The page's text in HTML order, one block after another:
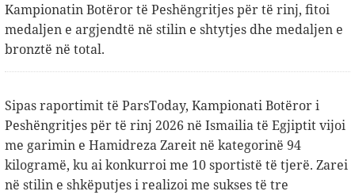
Kampionatin Botëror të Peshëngritjes për të rinj, fitoi
medaljen e argjendtë në stilin e shtytjes dhe medaljen e
bronztë në total.
Sipas raportimit të ParsToday, Kampionati Botëror i
Peshëngritjes për të rinj 2026 në Ismailia të Egjiptit vijoi
me garimin e Hamidreza Zareit në kategorinë 94
kilogramë, ku ai konkurroi me 10 sportistë të tjerë. Zarei
në stilin e shkëputjes i realizoi me sukses të tre